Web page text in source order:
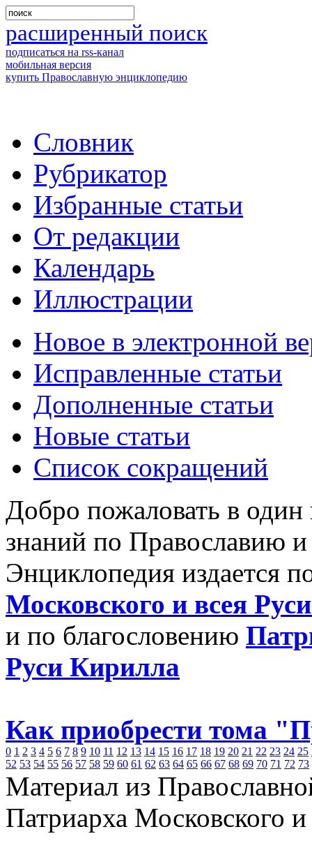
расширенный поиск
подписаться на rss-канал
мобильная версия
купить Православную энциклопедию
Словник
Рубрикатор
Избранные статьи
От редакции
Календарь
Иллюстрации
Новое в электронной
Исправленные статьи
Дополненные статьи
Новые статьи
Список сокращений
Добро пожаловать в
знаний по Православию
Энциклопедия издается
Московского и всея
и по благословению
Руси Кирилла
Как приобрести тома
0 1 2 3 4 5 6 7 8 9 10 11 12 13 14 15 16 17 18 19 20 21 22 23 24 25
52 53 54 55 56 57 58 59 60 61 62 63 64 65 66 67 68 69 70 71 72 73
Материал из
Патриарха Московского